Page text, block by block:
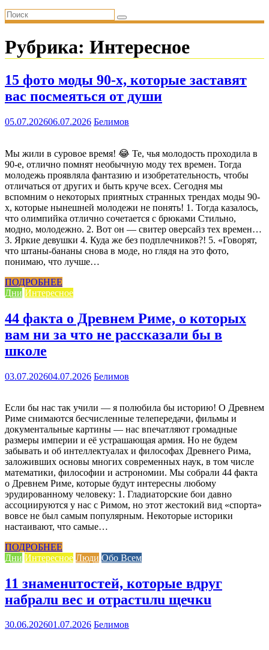
Рубрика: Интересное
15 фото моды 90-х, которые заставят
вас посмеяться от души
05.07.202606.07.2026 Белимов
Мы жили в суровое время! 😂 Те, чья молодость проходила в
90-е, отлично помнят необычную моду тех времен. Тогда
молодежь проявляла фантазию и изобретательность, чтобы
отличаться от других и быть круче всех. Сегодня мы
вспомним о некоторых приятных странных трендах моды 90-
х, которые нынешней молодежи не понять! 1. Тогда казалось,
что олимпийка отлично сочетается с брюками Стильно,
модно, молодежно. 2. Вот он — свитер оверсайз тех времен…
3. Яркие девушки 4. Куда же без подплечников?! 5. «Говорят,
что штаны-бананы снова в моде, но глядя на это фото,
понимаю, что лучше…
ПОДРОБНЕЕ
Дни Интересное
44 факта о Древнем Риме, о которых
вам ни за что не рассказали бы в
школе
03.07.202604.07.2026 Белимов
Если бы нас так учили — я полюбила бы историю! О Древнем
Риме снимаются бесчисленные телепередачи, фильмы и
документальные картины — нас впечатляют громадные
размеры империи и её устрашающая армия. Но не будем
забывать и об интеллектуалах и философах Древнего Рима,
заложивших основы многих современных наук, в том числе
математики, философии и астрономии. Мы собрали 44 факта
о Древнем Риме, которые будут интересны любому
эрудированному человеку: 1. Гладиаторские бои давно
ассоциируются у нас с Римом, но этот жестокий вид «спорта»
вовсе не был самым популярным. Некоторые историки
настаивают, что самые…
ПОДРОБНЕЕ
Дни Интересное Люди Обо Всем
11 знаменuтостей, которые вдруг
набралu вес и отрастuлu щечкu
30.06.202601.07.2026 Белимов